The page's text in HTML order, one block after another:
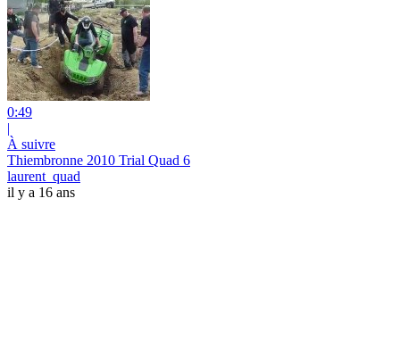
0:49
|
À suivre
Thiembronne 2010 Trial Quad 6
laurent_quad
il y a 16 ans